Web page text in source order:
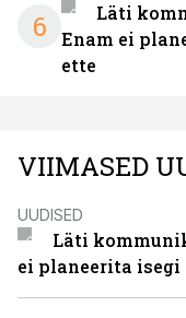
6
Läti
Enam ei
ette
VIIMASED
UUDISED
Läti
ei planeerita